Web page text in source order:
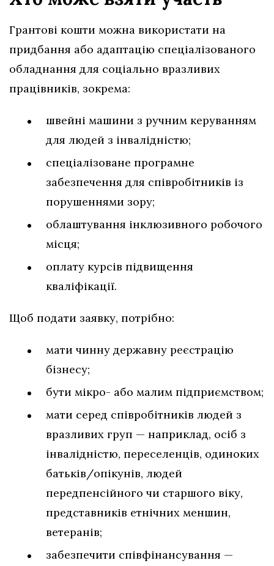
Грантові кошти можна використати на
придбання або адаптацію спеціалізованого
обладнання для соціально вразливих
працівників, зокрема:
швейні машини з ручним керуванням
для людей з інвалідністю;
спеціалізоване програмне
забезпечення для співробітників із
порушеннями зору;
облаштування інклюзивного робочого
місця;
оплату курсів підвищення
кваліфікації.
Щоб подати заявку, потрібно:
мати чинну державну реєстрацію
бізнесу;
бути мікро- або малим підприємством;
мати серед співробітників людей з
вразливих груп — наприклад, осіб з
інвалідністю, переселенців, одиноких
батьків/опікунів, людей
передпенсійного чи старшого віку,
представників етнічних меншин,
ветеранів;
забезпечити співфінансування —